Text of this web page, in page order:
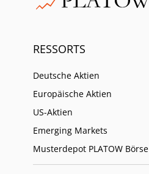
RESSORTS
Deutsche Aktien
Europäische Aktien
US-Aktien
Emerging Markets
Musterdepot PLATOW Börse